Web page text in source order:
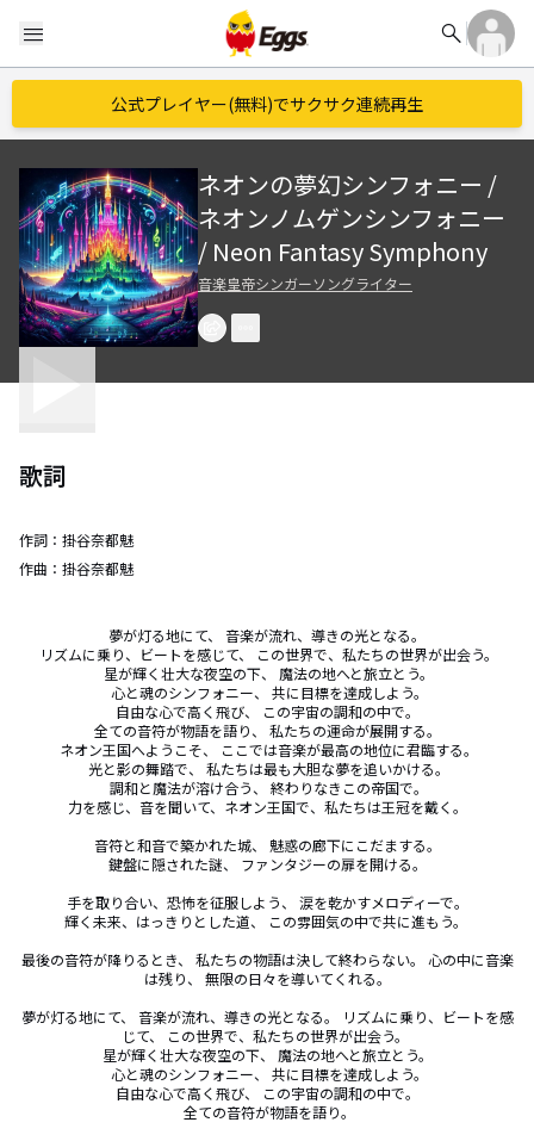
menu search
公式プレイヤー(無料)でサクサク連続再生
ネオンの夢幻シンフォニー /
ネオンノムゲンシンフォニー
/ Neon Fantasy Symphony
音楽皇帝シンガーソングライター
歌詞
作詞： 掛谷奈都魅
作曲： 掛谷奈都魅
夢が灯る地にて、 音楽が流れ、導きの光となる。
自由な心で高く飛び、 この宇宙の調和の中で。
音符と和音で築かれた城、 魅惑の廊下にこだまする。
手を取り合い、恐怖を征服しよう、 涙を乾かすメロディーで。
輝く未来、はっきりとした道、 この雰囲気の中で共に進もう。
最後の音符が降りるとき、 私たちの物語は決して終わらない。 心の中に音楽
は残り、 無限の日々を導いてくれる。
夢が灯る地にて、 音楽が流れ、導きの光となる。 リズムに乗り、ビートを感
じて、 この世界で、私たちの世界が出会う。
星が輝く壮大な夜空の下、 魔法の地へと旅立とう。
自由な心で高く飛び、 この宇宙の調和の中で。
全ての音符が物語を語り。